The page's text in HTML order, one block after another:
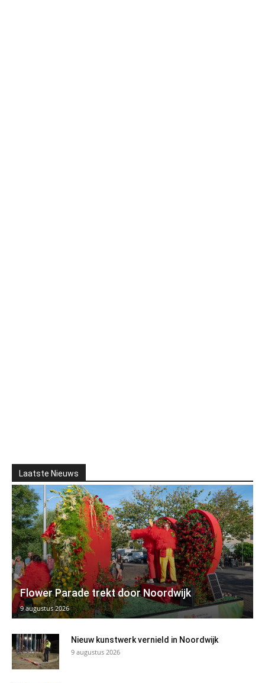
Laatste Nieuws
Flower Parade trekt door Noordwijk
9 augustus 2026
Nieuw kunstwerk vernield in Noordwijk
9 augustus 2026